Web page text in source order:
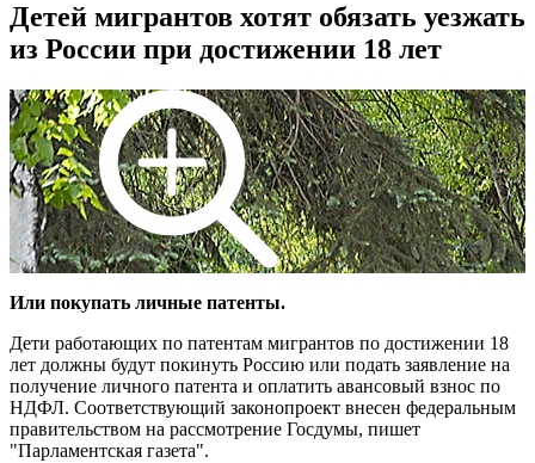
Детей мигрантов хотят обязать уезжать
из России при достижении 18 лет
Или покупать личные патенты.
Дети работающих по патентам мигрантов по достижении 18
лет должны будут покинуть Россию или подать заявление на
получение личного патента и оплатить авансовый взнос по
НДФЛ. Соответствующий законопроект внесен федеральным
правительством на рассмотрение Госдумы, пишет
"Парламентская газета".